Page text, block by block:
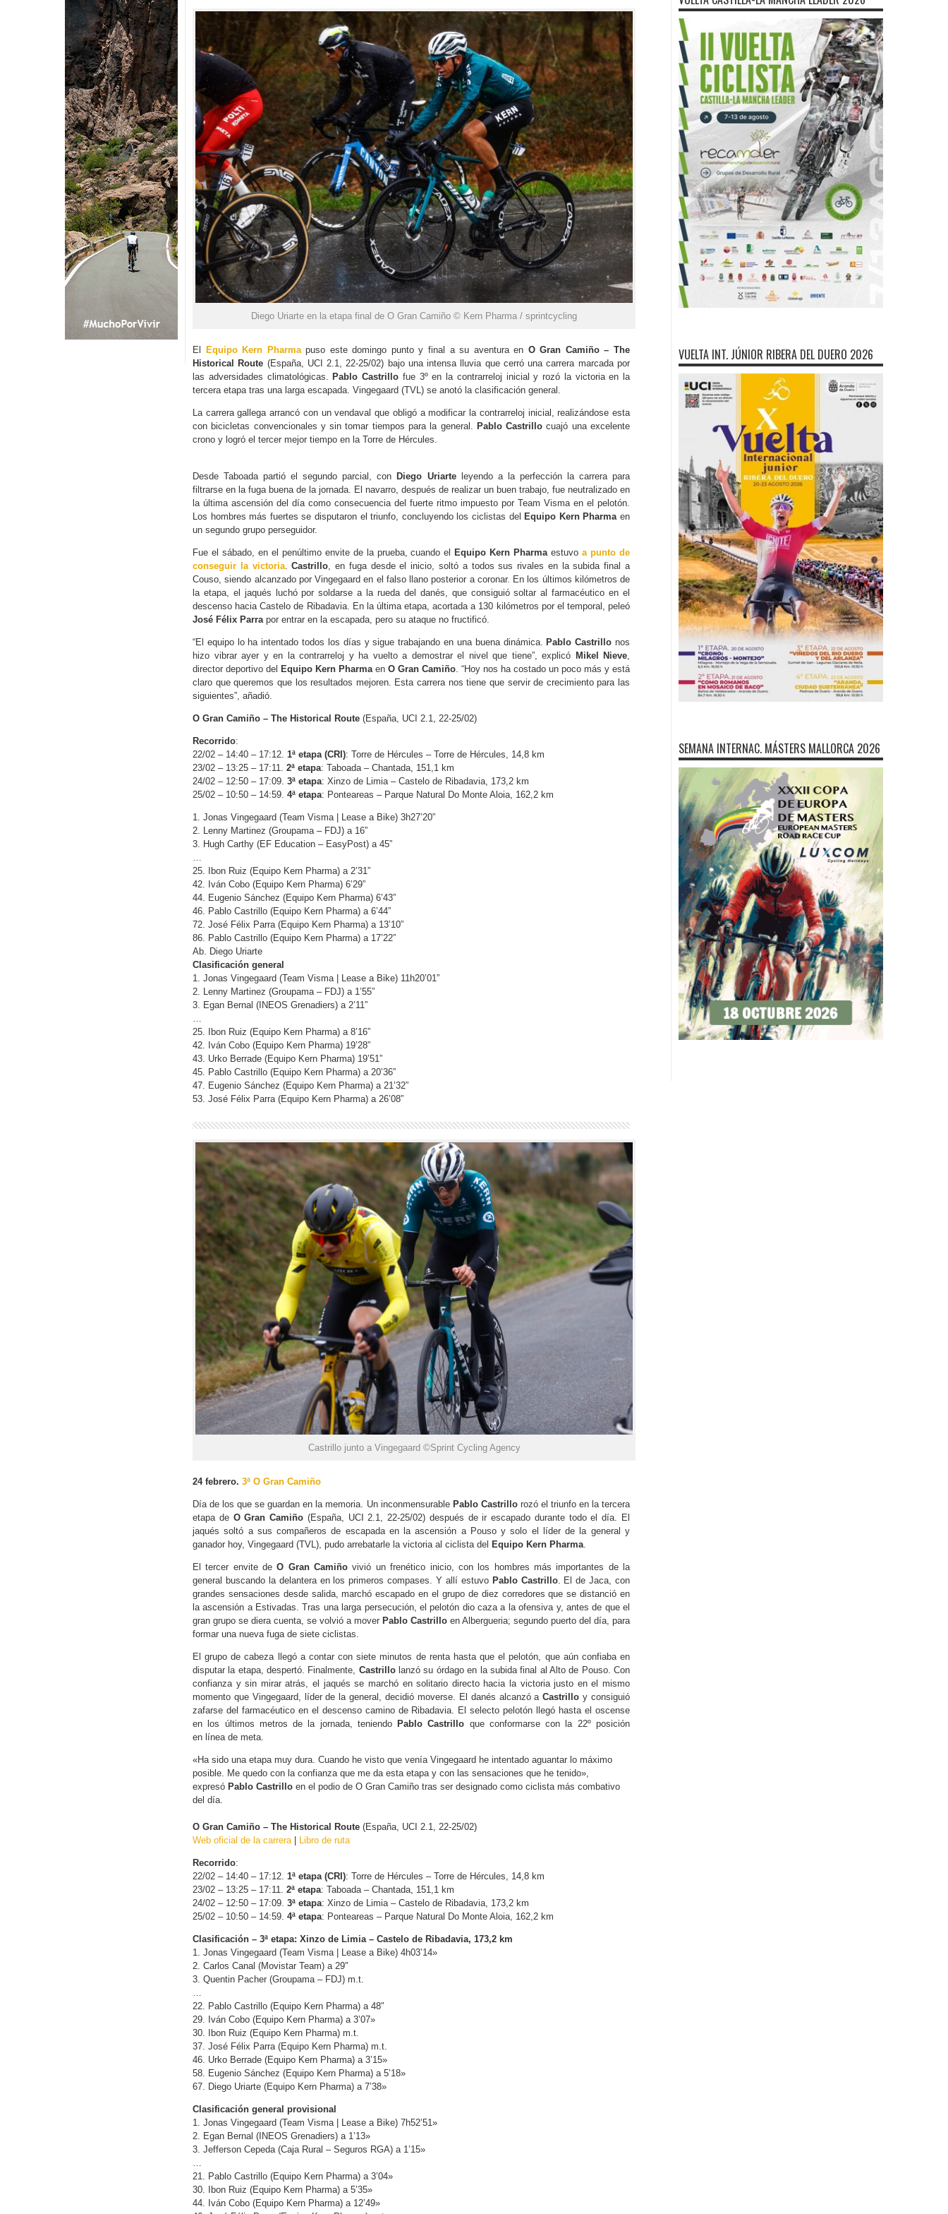
Diego Uriarte en la etapa final de O Gran Camiño © Kern Pharma / sprintcycling
El Equipo Kern Pharmapuso este domingo punto y final a su aventura en O Gran Camiño – The
Historical Route (España, UCI 2.1, 22-25/02) bajo una intensa lluvia que cerró una carrera marcada por
las adversidades climatológicas. Pablo Castrillo fue 3º en la contrarreloj inicial y rozó la victoria en la
tercera etapa tras una larga escapada. Vingegaard (TVL) se anotó la clasificación general.
La carrera gallega arrancó con un vendaval que obligó a modificar la contrarreloj inicial, realizándose esta
con bicicletas convencionales y sin tomar tiempos para la general. Pablo Castrillo cuajó una excelente
crono y logró el tercer mejor tiempo en la Torre de Hércules.
Desde Taboada partió el segundo parcial, con Diego Uriarteleyendo a la perfección la carrera para
filtrarse en la fuga buena de la jornada. El navarro, después de realizar un buen trabajo, fue neutralizado en
la última ascensión del día como consecuencia del fuerte ritmo impuesto por Team Visma en el pelotón.
Los hombres más fuertes se disputaron el triunfo, concluyendo los ciclistas del Equipo Kern Pharmaen
un segundo grupo perseguidor.
Fue el sábado, en el penúltimo envite de la prueba, cuando el Equipo Kern Pharmaestuvoa punto de
conseguir la victoria.Castrillo, en fuga desde el inicio, soltó a todos sus rivales en la subida final a
Couso, siendo alcanzado por Vingegaard en el falso llano posterior a coronar. En los últimos kilómetros de
la etapa, el jaqués luchó por soldarse a la rueda del danés, que consiguió soltar al farmacéutico en el
descenso hacia Castelo de Ribadavia. En la última etapa, acortada a 130 kilómetros por el temporal, peleó
José Félix Parrapor entrar en la escapada, pero su ataque no fructificó.
“El equipo lo ha intentado todos los días y sigue trabajando en una buena dinámica. Pablo Castrillo nos
hizo vibrar ayer y en la contrarreloj y ha vuelto a demostrar el nivel que tiene”, explicó Mikel Nieve,
director deportivo del Equipo Kern Pharmaen O Gran Camiño. “Hoy nos ha costado un poco más y está
claro que queremos que los resultados mejoren. Esta carrera nos tiene que servir de crecimiento para las
siguientes”, añadió.
O Gran Camiño – The Historical Route (España, UCI 2.1, 22-25/02)
Recorrido:
22/02 – 14:40 – 17:12. 1ª etapa (CRI): Torre de Hércules – Torre de Hércules, 14,8 km
23/02 – 13:25 – 17:11. 2ª etapa: Taboada – Chantada, 151,1 km
24/02 – 12:50 – 17:09. 3ª etapa: Xinzo de Limia – Castelo de Ribadavia, 173,2 km
25/02 – 10:50 – 14:59. 4ª etapa: Ponteareas – Parque Natural Do Monte Aloia, 162,2 km
1. Jonas Vingegaard (Team Visma | Lease a Bike) 3h27’20”
2. Lenny Martinez (Groupama – FDJ) a 16”
3. Hugh Carthy (EF Education – EasyPost) a 45”
…
25. Ibon Ruiz (Equipo Kern Pharma) a 2’31”
42. Iván Cobo (Equipo Kern Pharma) 6’29”
44. Eugenio Sánchez (Equipo Kern Pharma) 6’43”
46. Pablo Castrillo (Equipo Kern Pharma) a 6’44”
72. José Félix Parra (Equipo Kern Pharma) a 13’10”
86. Pablo Castrillo (Equipo Kern Pharma) a 17’22”
Ab. Diego Uriarte
Clasificación general
1. Jonas Vingegaard (Team Visma | Lease a Bike) 11h20’01”
2. Lenny Martinez (Groupama – FDJ) a 1’55”
3. Egan Bernal (INEOS Grenadiers) a 2’11”
…
25. Ibon Ruiz (Equipo Kern Pharma) a 8’16”
42. Iván Cobo (Equipo Kern Pharma) 19’28”
43. Urko Berrade (Equipo Kern Pharma) 19’51”
45. Pablo Castrillo (Equipo Kern Pharma) a 20’36”
47. Eugenio Sánchez (Equipo Kern Pharma) a 21’32”
53. José Félix Parra (Equipo Kern Pharma) a 26’08”
Castrillo junto a Vingegaard ©Sprint Cycling Agency
24 febrero. 3ª O Gran Camiño
Día de los que se guardan en la memoria. Un inconmensurable Pablo Castrillorozó el triunfo en la tercera
etapa de O Gran Camiño (España, UCI 2.1, 22-25/02) después de ir escapado durante todo el día. El
jaqués soltó a sus compañeros de escapada en la ascensión a Pouso y solo el líder de la general y
ganador hoy, Vingegaard (TVL), pudo arrebatarle la victoria al ciclista del Equipo Kern Pharma
El tercer envite deO Gran Camiño vivió un frenético inicio, con los hombres más importantes de la
general buscando la delantera en los primeros compases. Y allí estuvo Pablo Castrillo. El de Jaca, con
grandes sensaciones desde salida, marchó escapado en el grupo de diez corredores que se distanció en
la ascensión a Estivadas. Tras una larga persecución, el pelotón dio caza a la ofensiva y, antes de que el
gran grupo se diera cuenta, se volvió a mover Pablo Castrillo en Albergueria; segundo puerto del día, para
formar una nueva fuga de siete ciclistas.
El grupo de cabeza llegó a contar con siete minutos de renta hasta que el pelotón, que aún confiaba en
disputar la etapa, despertó. Finalmente, Castrillolanzó su órdago en la subida final al Alto de Pouso. Con
confianza y sin mirar atrás, el jaqués se marchó en solitario directo hacia la victoria justo en el mismo
momento que Vingegaard, líder de la general, decidió moverse. El danés alcanzó aCastrillo y consiguió
zafarse del farmacéutico en el descenso camino de Ribadavia. El selecto pelotón llegó hasta el oscense
en los últimos metros de la jornada, teniendoPablo Castrillo que conformarse con la 22º posición
en línea de meta.
«Ha sido una etapa muy dura. Cuando he visto que venía Vingegaard he intentado aguantar lo máximo
posible. Me quedo con la confianza que me da esta etapa y con las sensaciones que he tenido»,
expresó Pablo Castrillo en el podio de O Gran Camiño tras ser designado como ciclista más combativo
del día.
O Gran Camiño – The Historical Route (España, UCI 2.1, 22-25/02)
Web oficial de la carrera | Libro de ruta
Recorrido:
22/02 – 14:40 – 17:12. 1ª etapa (CRI): Torre de Hércules – Torre de Hércules, 14,8 km
23/02 – 13:25 – 17:11. 2ª etapa: Taboada – Chantada, 151,1 km
24/02 – 12:50 – 17:09. 3ª etapa: Xinzo de Limia – Castelo de Ribadavia, 173,2 km
25/02 – 10:50 – 14:59. 4ª etapa: Ponteareas – Parque Natural Do Monte Aloia, 162,2 km
Clasificación – 3ª etapa: Xinzo de Limia – Castelo de Ribadavia, 173,2 km
1. Jonas Vingegaard (Team Visma | Lease a Bike) 4h03’14»
2. Carlos Canal (Movistar Team) a 29″
3. Quentin Pacher (Groupama – FDJ) m.t.
22. Pablo Castrillo (Equipo Kern Pharma) a 48″
29. Iván Cobo (Equipo Kern Pharma) a 3’07»
30. Ibon Ruiz (Equipo Kern Pharma) m.t.
37. José Félix Parra (Equipo Kern Pharma) m.t.
46. Urko Berrade (Equipo Kern Pharma) a 3’15»
58. Eugenio Sánchez (Equipo Kern Pharma) a 5’18»
67. Diego Uriarte (Equipo Kern Pharma) a 7’38»
Clasificación general provisional
1. Jonas Vingegaard (Team Visma | Lease a Bike) 7h52’51»
2. Egan Bernal (INEOS Grenadiers) a 1’13»
3. Jefferson Cepeda (Caja Rural – Seguros RGA) a 1’15»
21. Pablo Castrillo (Equipo Kern Pharma) a 3’04»
30. Ibon Ruiz (Equipo Kern Pharma) a 5’35»
44. Iván Cobo (Equipo Kern Pharma) a 12’49»
VUELTA INT. JÚNIOR RIBERA DEL DUERO 2026
SEMANA INTERNAC. MÁSTERS MALLORCA 2026